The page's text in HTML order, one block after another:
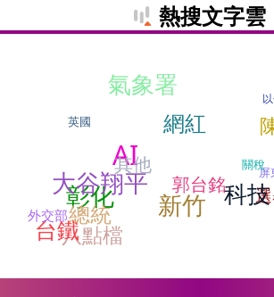
熱搜文字雲
新竹
AI 屏
彰化
大谷翔平
總統
八點檔
英國
台鐵
其他
外交部
關稅
網紅
郭台銘
氣象署
科技